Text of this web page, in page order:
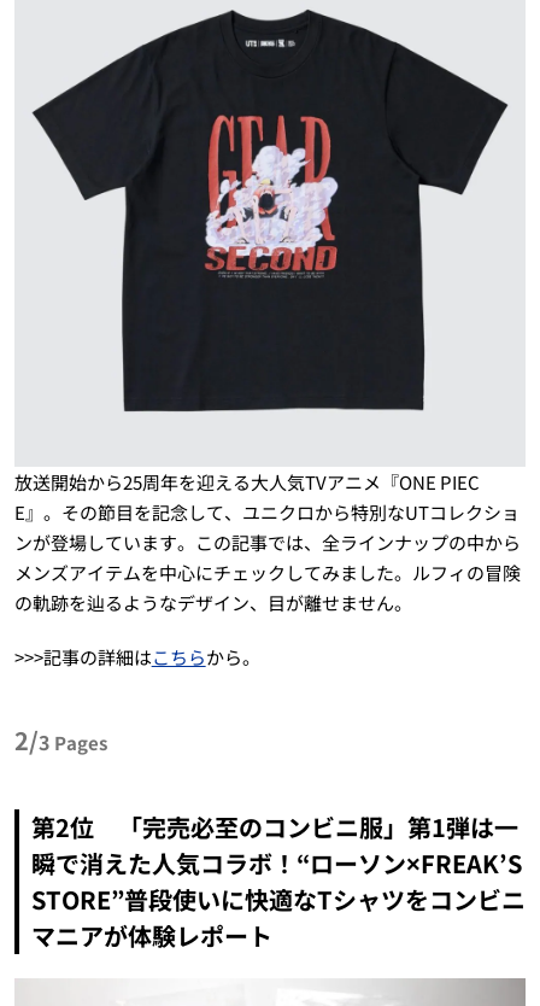
放送開始から25周年を迎える大人気TVアニメ『ONE PIEC
E』。その節目を記念して、ユニクロから特別なUTコレクショ
ンが登場しています。この記事では、全ラインナップの中から
メンズアイテムを中心にチェックしてみました。ルフィの冒険
の軌跡を辿るようなデザイン、目が離せません。
>>>記事の詳細はこちらから。
2/3 Pages
第2位 「完売必至のコンビニ服」第1弾は一
瞬で消えた人気コラボ！“ローソン×FREAK’S
STORE”普段使いに快適なTシャツをコンビニ
マニアが体験レポート